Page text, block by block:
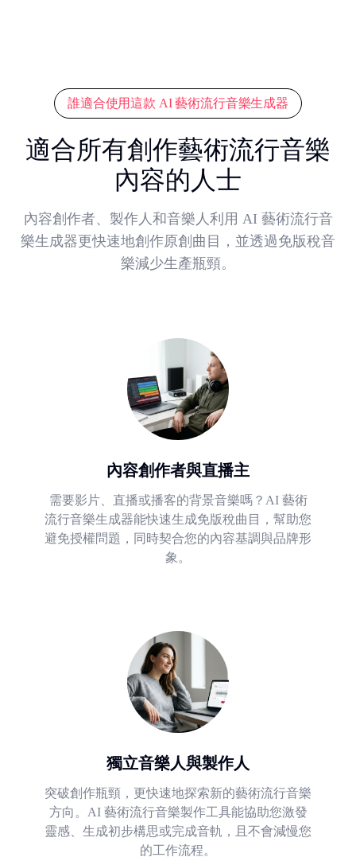
誰適合使用這款 AI 藝術流行音樂生成器
適合所有創作藝術流行音樂
內容的人士
內容創作者、製作人和音樂人利用 AI 藝術流行音
樂生成器更快速地創作原創曲目，並透過免版稅音
樂減少生產瓶頸。
內容創作者與直播主
需要影片、直播或播客的背景音樂嗎？AI 藝術
流行音樂生成器能快速生成免版稅曲目，幫助您
避免授權問題，同時契合您的內容基調與品牌形
象。
獨立音樂人與製作人
突破創作瓶頸，更快速地探索新的藝術流行音樂
方向。AI 藝術流行音樂製作工具能協助您激發
靈感、生成初步構思或完成音軌，且不會減慢您
的工作流程。